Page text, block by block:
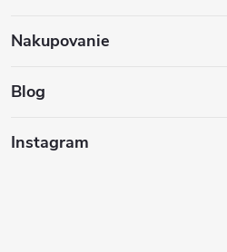
äNakupovanie
Blog
Instagram